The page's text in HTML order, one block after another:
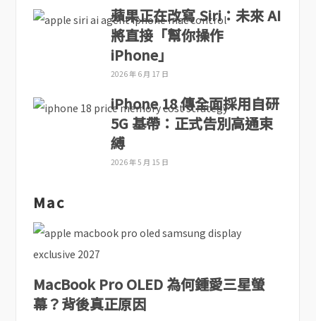
蘋果正在改寫 Siri：未來 AI
將直接「幫你操作
iPhone」
2026 年 6 月 17 日
iPhone 18 傳全面採用自研
5G 基帶：正式告別高通束
縛
2026 年 5 月 15 日
Mac
MacBook Pro OLED 為何鍾愛三星螢
幕？背後真正原因